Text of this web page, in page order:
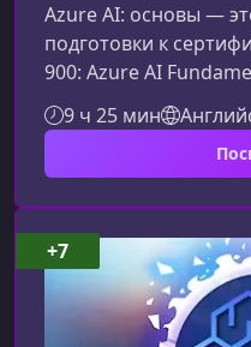
Azure AI: основы —
подготовки к
900: Azure AI
ключевыми
интеллекта в
разберёте
компьютерное
естественного
базе Azure AI, Azure
OpenAI.О чём этот
как ус
9 ч 25 мин
+7